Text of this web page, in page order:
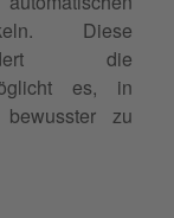
Diese
die
es, in
bewusster zu